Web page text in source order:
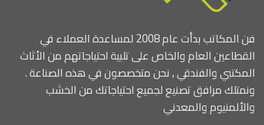
فن المكاتب بدأت عام 2008 لمساعدة العملاء في
القطاعين العام والخاص على تلبية احتياجاتهم من الأثاث
المكتبي والفندقي , نحن متخصصون في هذه الصناعة .
ونمتلك مرافق تصنيع لجميع احتياجاتك من الخشب
والألمنيوم والمعدني